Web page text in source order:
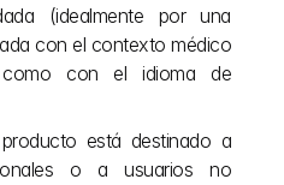
(idealmente por una
con el contexto médico
con el idioma de
está destinado a
o a usuarios no